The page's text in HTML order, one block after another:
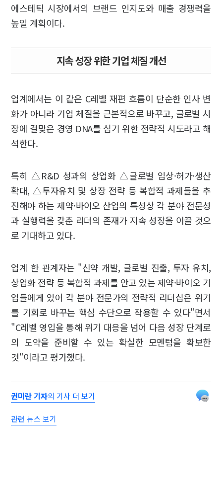
에스테틱 시장에서의 브랜드 인지도와 매출 경쟁력을
높일 계획이다.
지속 성장 위한 기업 체질 개선
업계에서는 이 같은 C레벨 재편 흐름이 단순한 인사 변
화가 아니라 기업 체질을 근본적으로 바꾸고, 글로벌 시
장에 걸맞은 경영 DNA를 심기 위한 전략적 시도라고 해
석한다.
특히 △R&D 성과의 상업화 △글로벌 임상·허가·생산
확대, △투자유치 및 상장 전략 등 복합적 과제들을 추
진해야 하는 제약·바이오 산업의 특성상 각 분야 전문성
과 실행력을 갖춘 리더의 존재가 지속 성장을 이끌 것으
로 기대하고 있다.
업계 한 관계자는 "신약 개발, 글로벌 진출, 투자 유치,
상업화 전략 등 복합적 과제를 안고 있는 제약·바이오 기
업들에게 있어 각 분야 전문가의 전략적 리더십은 위기
를 기회로 바꾸는 핵심 수단으로 작용할 수 있다"면서
"C레벨 영입을 통해 위기 대응을 넘어 다음 성장 단계로
의 도약을 준비할 수 있는 확실한 모멘텀을 확보한
것"이라고 평가했다.
권미란 기자의 기사 더 보기
관련 뉴스 보기